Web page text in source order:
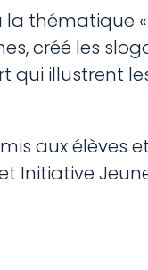
la thématique «
créé les
qui illustrent
aux élèves
Initiative